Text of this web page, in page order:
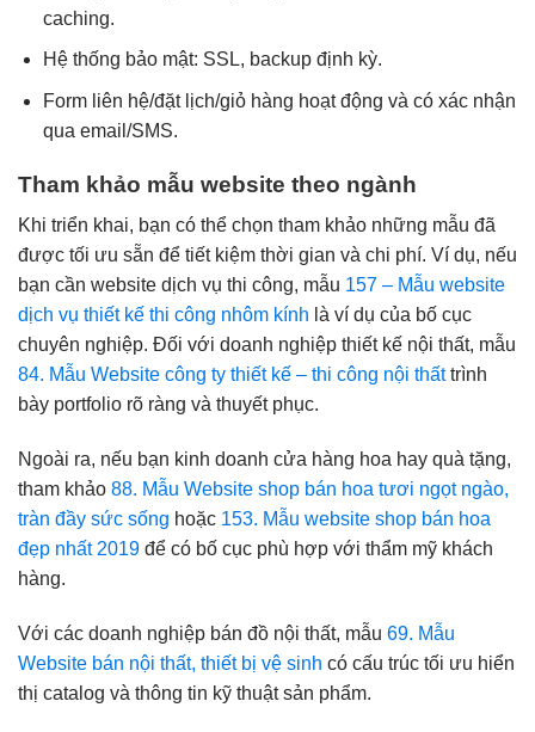
caching.
Hệ thống bảo mật: SSL, backup định kỳ.
Form liên hệ/đặt lịch/giỏ hàng hoạt động và có xác nhận
qua email/SMS.
Tham khảo mẫu website theo ngành
Khi triển khai, bạn có thể chọn tham khảo những mẫu đã
được tối ưu sẵn để tiết kiệm thời gian và chi phí. Ví dụ, nếu
bạn cần website dịch vụ thi công, mẫu 157 – Mẫu website
dịch vụ thiết kế thi công nhôm kính là ví dụ của bố cục
chuyên nghiệp. Đối với doanh nghiệp thiết kế nội thất, mẫu
84. Mẫu Website công ty thiết kế – thi công nội thấttrình
bày portfolio rõ ràng và thuyết phục.
Ngoài ra, nếu bạn kinh doanh cửa hàng hoa hay quà tặng,
tham khảo 88. Mẫu Website shop bán hoa tươi ngọt ngào,
tràn đầy sức sống hoặc 153. Mẫu website shop bán hoa
đẹp nhất 2019 để có bố cục phù hợp với thẩm mỹ khách
hàng.
Với các doanh nghiệp bán đồ nội thất, mẫu 69. Mẫu
Website bán nội thất, thiết bị vệ sinh có cấu trúc tối ưu hiển
thị catalog và thông tin kỹ thuật sản phẩm.